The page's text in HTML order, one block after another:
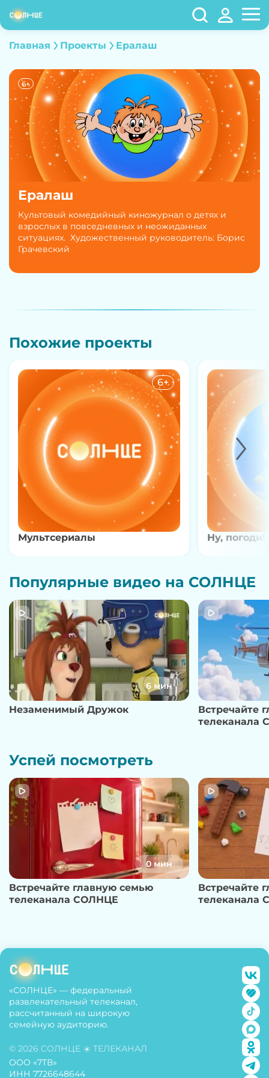
Главная Проекты Ералаш
6+
Ералаш
Культовый комедийный киножурнал о детях и
взрослых в повседневных и неожиданных
ситуациях. Художественный руководитель: Борис
Грачевский
Похожие проекты
6+
Мультсериалы Ну,
Популярные видео на СОЛНЦЕ
6 мин
Незаменимый Дружок
Встречайте
телеканала
Успей посмотреть
0 мин
Встречайте главную семью
телеканала СОЛНЦЕ
Встречайте
телеканала
«СОЛНЦЕ» — федеральный
развлекательный телеканал,
рассчитанный на широкую
семейную аудиторию.
© 2026 СОЛНЦЕ ☀️ ТЕЛЕКАНАЛ
ООО «7ТВ»
ИНН 7726648644